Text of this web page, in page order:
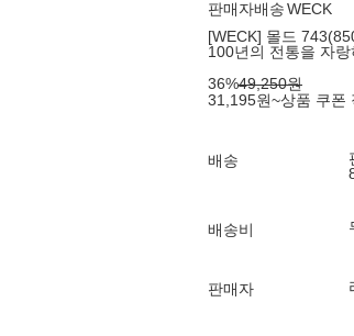
판매자배송WECK
[WECK] 몰드
100년의 전통을 자
36%49,250원
31,195원~상품 쿠폰
배송
배송비
판매자